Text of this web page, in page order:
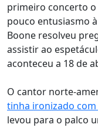
primeiro concerto
pouco entusiasmo
Boone resolveu
assistir ao
aconteceu a 18 de
O cantor norte-
tinha ironizado
levou para o palco